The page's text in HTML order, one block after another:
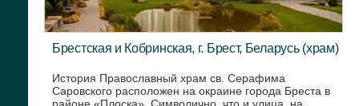
Брестская и Кобринская, г. Брест, Беларусь (храм)
История Православный храм св. Серафима
Саровского расположен на окраине города Бреста в